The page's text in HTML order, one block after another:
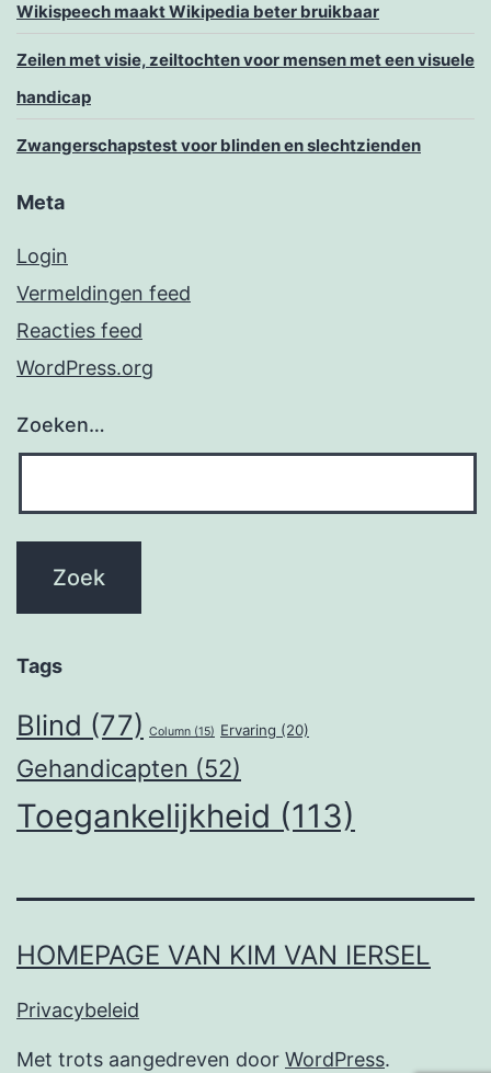
Wikispeech maakt Wikipedia beter bruikbaar
Zeilen met visie, zeiltochten voor mensen met een visuele
handicap
Zwangerschapstest voor blinden en slechtzienden
Meta
Login
Vermeldingen feed
Reacties feed
WordPress.org
Zoeken…
Tags
Blind (77) Column (15) Ervaring (20)
Gehandicapten (52)
Toegankelijkheid (113)
HOMEPAGE VAN KIM VAN IERSEL
Privacybeleid
Met trots aangedreven door WordPress.